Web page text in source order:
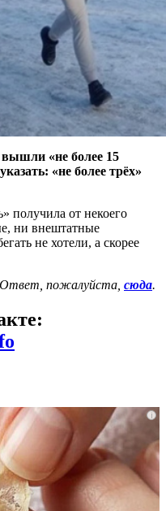
вышли «не более 15
«не более трёх»
получила от некоего
ни внештатные
не хотели, а скорее
пожалуйста, сюда.
i